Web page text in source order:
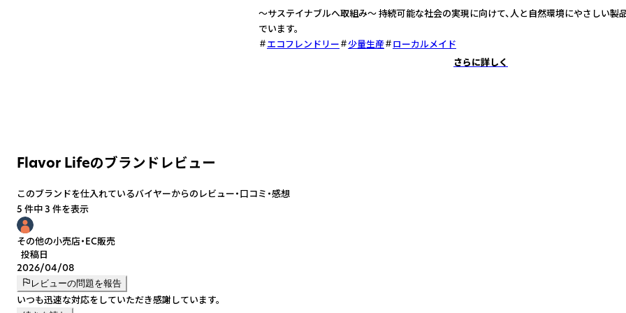
～サステイナブルへ取組み～ 持続可能な社会の実現に向けて、人と自然環境にやさしい製
でいます。
エコフレンドリー
少量生産
ローカルメイド
さらに詳しく
Flavor Lifeのブランドレビュー
このブランドを仕入れているバイヤーからのレビュー・口コミ・感想
5 件中 3 件を表示
その他の小売店・EC販売
投稿日
2026/04/08
レビューの問題を報告
いつも迅速な対応をしていただき感謝しています。